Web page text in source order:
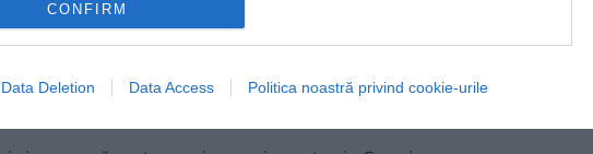
CONFIRM
Data Deletion Data Access Politica noastră privind cookie-urile